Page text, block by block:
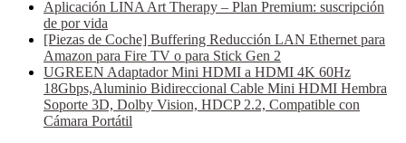
Aplicación LINA Art Therapy – Plan Premium: suscripción
de por vida
[Piezas de Coche] Buffering Reducción LAN Ethernet para
Amazon para Fire TV o para Stick Gen 2
UGREEN Adaptador Mini HDMI a HDMI 4K 60Hz
18Gbps,Aluminio Bidireccional Cable Mini HDMI Hembra
Soporte 3D, Dolby Vision, HDCP 2.2, Compatible con
Cámara Portátil